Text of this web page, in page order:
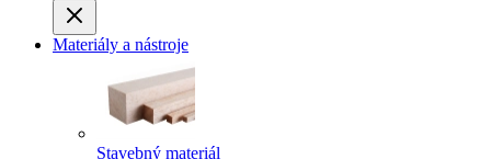
Materiály a nástroje
Stavebný materiál